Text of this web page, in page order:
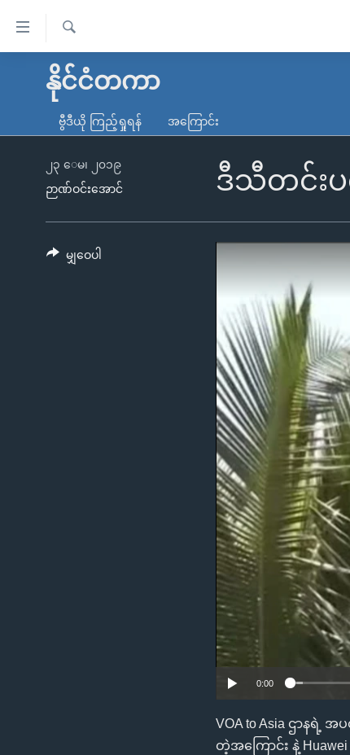
လွယ်ကူ
သည့်
မူလစာမျက်နှာ
ကမ္ဘာ့သတင်းများ
နိုင်ငံတကာ
အမေရိကန်
တရုတ်
အစ္စရေး-ပါလက်စတိုင်း
သတင်းလွတ်လပ်ခွင့်
ရပ်ဝန်းတခု လမ်းတခု အလွန်
အင်္ဂလိပ်စာလေ့လာမယ်
ရှာဖွေ
ရ
လာ
နိုင်ငံတကာ
ဗွီဒီယို ကြည့်ရှုရန် အကြောင်း
ဒီသီတင်းပ
၂၃ ေမ၊ ၂၀၁၉
ဉာဏ်ဝင်းအောင်
0:00
VOA to Asia ဌာနရဲ့
တဲ့အကြောင်း နဲ့
မျှဝေပါ